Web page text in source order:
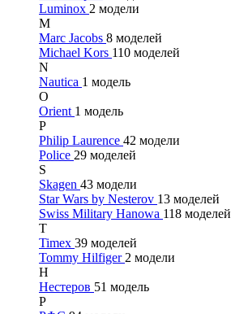
Luminox 2 модели
M
Marc Jacobs 8 моделей
Michael Kors 110 моделей
N
Nautica 1 модель
O
Orient 1 модель
P
Philip Laurence 42 модели
Police 29 моделей
S
Skagen 43 модели
Star Wars by Nesterov 13 моделей
Swiss Military Hanowa 118 моделей
T
Timex 39 моделей
Tommy Hilfiger 2 модели
Н
Нестеров 51 модель
Р